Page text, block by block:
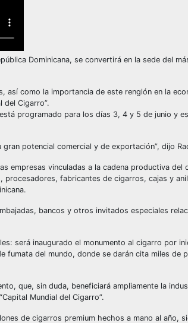
Dominicana, se convertirá en la sede del
como la importancia de este renglón en la
del Cigarro”.
programado para los días 3, 4 y 5 de junio y
potencial comercial y de exportación”, dijo
empresas vinculadas a la cadena productiva del
procesadores, fabricantes de cigarros, cajas y
bancos y otros invitados especiales
será inaugurado el monumento al cigarro por
fumata del mundo, donde se darán cita miles de
que, sin duda, beneficiará ampliamente la
Mundial del Cigarro”.
de cigarros premium hechos a mano al año,